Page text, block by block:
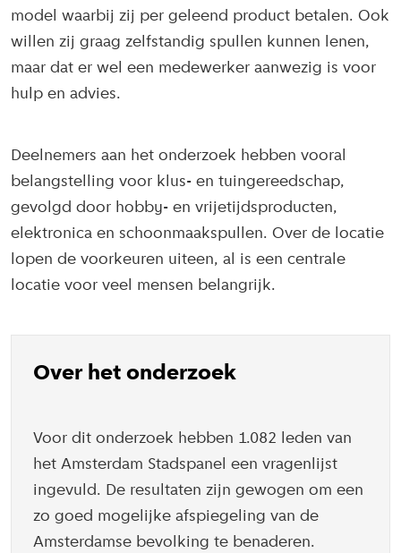
model waarbij zij per geleend product betalen. Ook
willen zij graag zelfstandig spullen kunnen lenen,
maar dat er wel een medewerker aanwezig is voor
hulp en advies.
Deelnemers aan het onderzoek hebben vooral
belangstelling voor klus- en tuingereedschap,
gevolgd door hobby- en vrijetijdsproducten,
elektronica en schoonmaakspullen. Over de locatie
lopen de voorkeuren uiteen, al is een centrale
locatie voor veel mensen belangrijk.
Over het onderzoek
Voor dit onderzoek hebben 1.082 leden van
het Amsterdam Stadspanel een vragenlijst
ingevuld. De resultaten zijn gewogen om een
zo goed mogelijke afspiegeling van de
Amsterdamse bevolking te benaderen.